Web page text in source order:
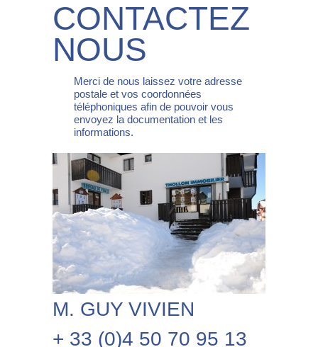
CONTACTEZ
NOUS
Merci de nous laissez votre adresse
postale et vos coordonnées
téléphoniques afin de pouvoir vous
envoyez la documentation et les
informations.
M. GUY VIVIEN
+ 33 (0)4 50 70 95 13